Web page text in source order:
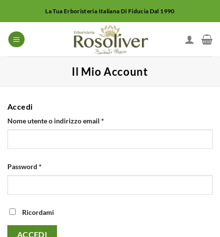
contenuti
La Tua Erboristeria Italiana Di Fiducia Dal 1990
Il Mio Account
Accedi
Nome utente o indirizzo email *
Password *
Ricordami
ACCEDI